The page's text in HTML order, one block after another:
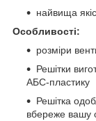
найвища
Особливості:
розміри
Решітки
АБС-пластику
Решітка
вбереже вашу